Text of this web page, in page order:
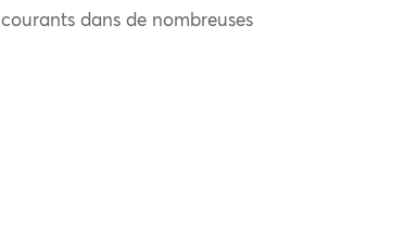
dans de nombreuses